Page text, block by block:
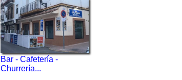
Bar - Cafetería -
Churrería...